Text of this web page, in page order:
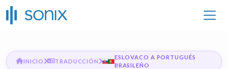
INICIO TRADUCCIÓN
ESLOVACO A PORTUGUÉS
BRASILEÑO